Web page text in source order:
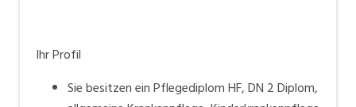
Ihr Profil
Sie besitzen ein Pflegediplom HF, DN 2 Diplom,